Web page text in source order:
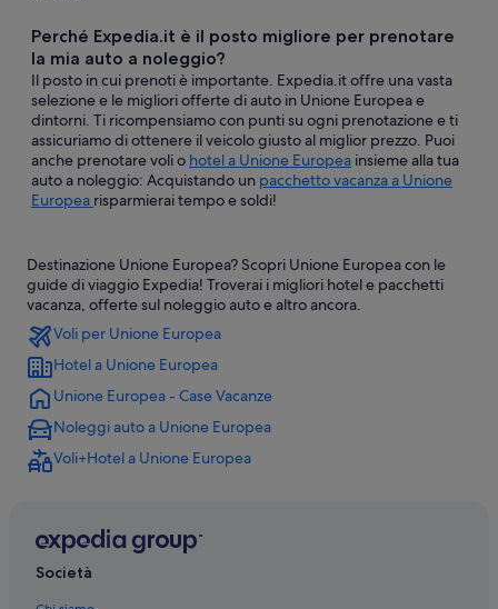
Perché Expedia.it è il posto migliore per prenotare
la mia auto a noleggio?
Il posto in cui prenoti è importante. Expedia.it offre una vasta
selezione e le migliori offerte di auto in Unione Europea e
dintorni. Ti ricompensiamo con punti su ogni prenotazione e ti
assicuriamo di ottenere il veicolo giusto al miglior prezzo. Puoi
anche prenotare voli o hotel a Unione Europea insieme alla tua
auto a noleggio: Acquistando un pacchetto vacanza a Unione
Europea risparmierai tempo e soldi!
Destinazione Unione Europea? Scopri Unione Europea con le
guide di viaggio Expedia! Troverai i migliori hotel e pacchetti
vacanza, offerte sul noleggio auto e altro ancora.
Voli per Unione Europea
Hotel a Unione Europea
Unione Europea - Case Vacanze
Noleggi auto a Unione Europea
Voli+Hotel a Unione Europea
Società